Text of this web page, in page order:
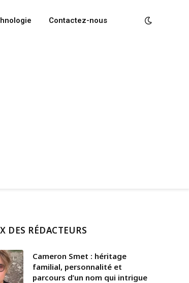
Contactez-nous
DES RÉDACTEURS
Cameron Smet : héritage
familial, personnalité et
parcours d’un nom qui intrigue